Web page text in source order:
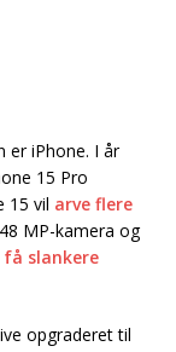
er iPhone. I år
15 Pro
15 vil arve flere
MP-kamera og
få slankere
opgraderet til